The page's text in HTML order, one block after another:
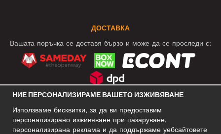
ДОСТАВКА
Вашата поръчка се доставя бързо и може да се проследи с:
НИЕ ПЕРСОНАЛИЗИРАМЕ ВАШЕТО ИЗЖИВЯВАНЕ
Използваме бисквитки, за да ви предоставим
персонализирано изживяване при пазаруване,
персонализирана реклама и да поддържаме уебсайтовете